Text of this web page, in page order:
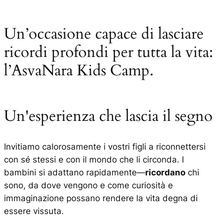
Un’occasione capace di lasciare
ricordi profondi per tutta la vita:
l’AsvaNara Kids Camp.
Un'esperienza che lascia il segno
Invitiamo calorosamente i vostri figli a riconnettersi
con sé stessi e con il mondo che li circonda. I
bambini si adattano rapidamente—ricordano chi
sono, da dove vengono e come curiosità e
immaginazione possano rendere la vita degna di
essere vissuta.